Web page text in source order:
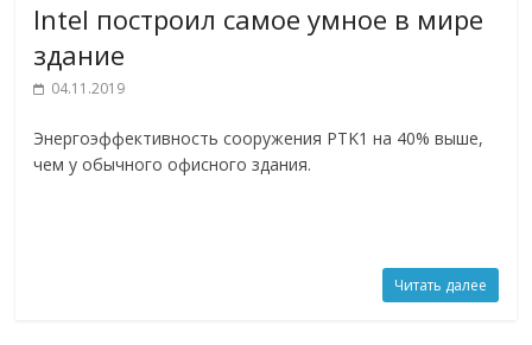
Intel построил самое умное в мире
здание
04.11.2019
Энергоэффективность сооружения PTK1 на 40% выше,
чем у обычного офисного здания.
Читать далее